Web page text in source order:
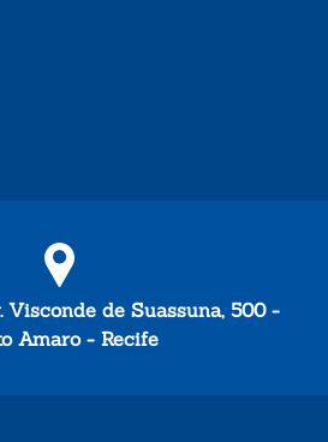
Visconde de Suassuna, 500 -
Amaro - Recife